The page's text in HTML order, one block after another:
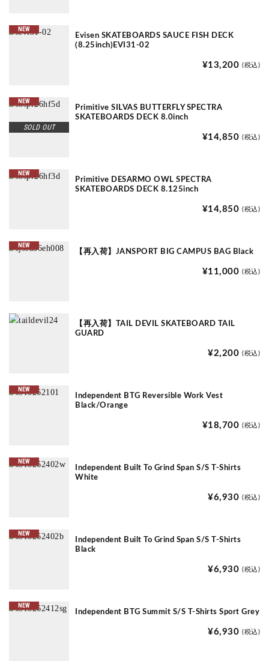
NEW
Evisen SKATEBOARDS SAUCE FISH DECK
(8.25inch)EVI31-02
¥13,200 (税込)
NEW
SOLD OUT
Primitive SILVAS BUTTERFLY SPECTRA
SKATEBOARDS DECK 8.0inch
¥14,850 (税込)
NEW
Primitive DESARMO OWL SPECTRA
SKATEBOARDS DECK 8.125inch
¥14,850 (税込)
NEW
【再入荷】JANSPORT BIG CAMPUS BAG Black
¥11,000 (税込)
【再入荷】TAIL DEVIL SKATEBOARD TAIL
GUARD
¥2,200 (税込)
NEW
Independent BTG Reversible Work Vest
Black/Orange
¥18,700 (税込)
NEW
Independent Built To Grind Span S/S T-Shirts
White
¥6,930 (税込)
NEW
Independent Built To Grind Span S/S T-Shirts
Black
¥6,930 (税込)
NEW
Independent BTG Summit S/S T-Shirts Sport Grey
¥6,930 (税込)